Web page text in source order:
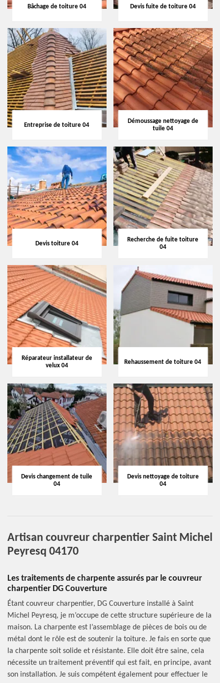
Bâchage de toiture 04 Devis fuite de toiture 04
Entreprise de toiture 04
Démoussage nettoyage de
tuile 04
Devis toiture 04
Recherche de fuite toiture
04
Réparateur installateur de
velux 04
Rehaussement de toiture 04
Devis changement de tuile
04
Devis nettoyage de toiture
04
Artisan couvreur charpentier Saint Michel
Peyresq 04170
Les traitements de charpente assurés par le couvreur
charpentier DG Couverture
Étant couvreur charpentier, DG Couverture installé à Saint
Michel Peyresq, je m’occupe de cette structure supérieure de la
maison. La charpente est l’assemblage de pièces de bois ou de
métal dont le rôle est de soutenir la toiture. Je fais en sorte que
la charpente soit solide et résistante. Elle doit être saine, cela
nécessite un traitement préventif qui est fait, en principe, avant
son installation. Je suis compétent également pour effectuer le